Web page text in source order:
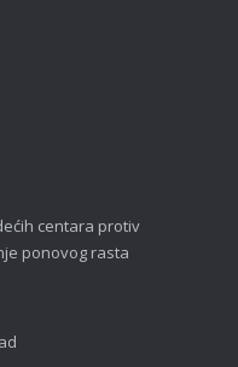
centara protiv
ponovog rasta